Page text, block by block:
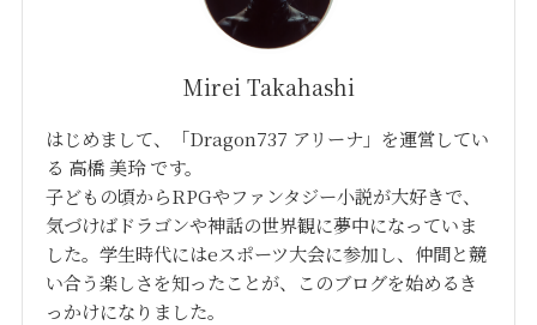
Mirei Takahashi
はじめまして、「Dragon737 アリーナ」を運営してい
る 高橋 美玲 です。
子どもの頃からRPGやファンタジー小説が大好きで、
気づけばドラゴンや神話の世界観に夢中になっていま
した。学生時代にはeスポーツ大会に参加し、仲間と競
い合う楽しさを知ったことが、このブログを始めるき
っかけになりました。